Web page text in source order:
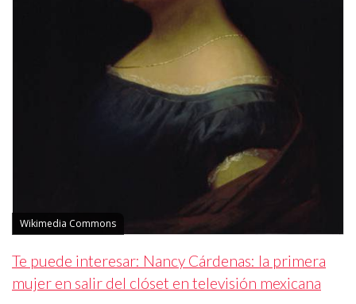
Wikimedia Commons
Te puede interesar: Nancy Cárdenas: la primera
mujer en salir del clóset en televisión mexicana